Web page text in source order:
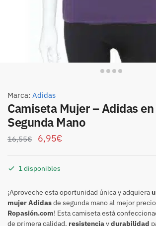
Marca: Adidas
Camiseta Mujer – Adidas
Segunda Mano
16,55€ 6,95€
1 disponibles
¡Aproveche esta oportunidad única y adquiera
mujer Adidasde segunda mano al mejor
Ropasión.com! Esta camiseta está
de primera calidad, resistenciaydurabilidad